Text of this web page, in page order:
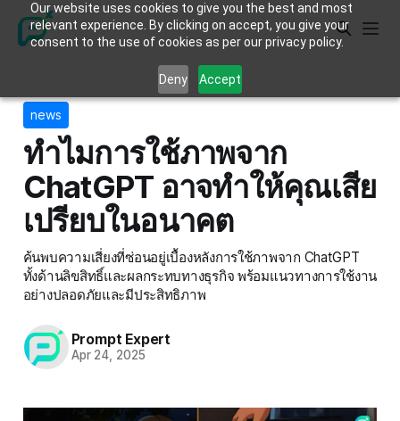
Our website uses cookies to give you the best and most
relevant experience. By clicking on accept, you give your
consent to the use of cookies as per our privacy policy.
Deny Accept
news
ทำไมการใช้ภาพจาก
ChatGPT อาจทำให้คุณเสีย
เปรียบในอนาคต
ค้นพบความเสี่ยงที่ซ่อนอยู่เบื้องหลังการใช้ภาพจาก ChatGPT
ทั้งด้านลิขสิทธิ์และผลกระทบทางธุรกิจ พร้อมแนวทางการใช้งาน
อย่างปลอดภัยและมีประสิทธิภาพ
Prompt Expert
Apr 24, 2025